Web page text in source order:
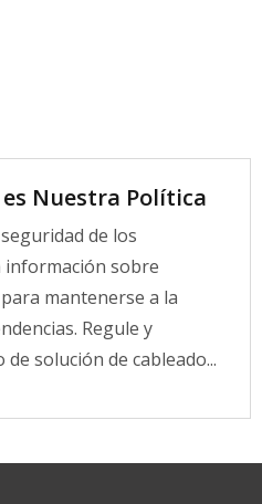
Nuestra Política
de los
información sobre
mantenerse a la
Regule y
solución de cableado...